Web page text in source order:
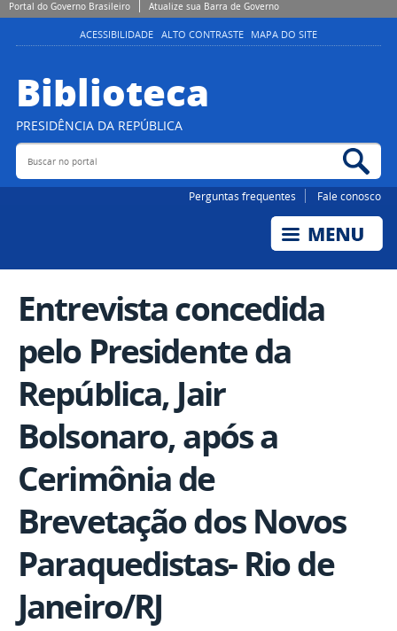
Portal do Governo Brasileiro Atualize sua Barra de Governo
ACESSIBILIDADE ALTO CONTRASTE MAPA DO SITE
Biblioteca
PRESIDÊNCIA DA REPÚBLICA
Buscar no portal
Perguntas frequentes Fale conosco
Entrevista concedida
pelo Presidente da
República, Jair
Bolsonaro, após a
Cerimônia de
Brevetação dos Novos
Paraquedistas- Rio de
Janeiro/RJ